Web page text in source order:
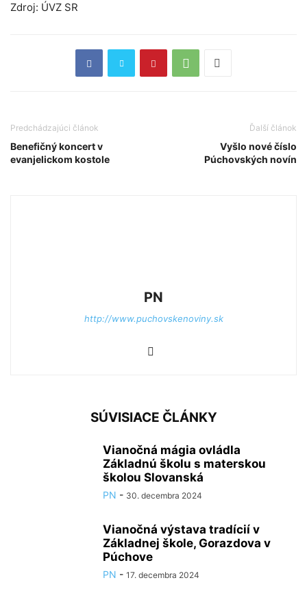
Zdroj: ÚVZ SR
Predchádzajúci článok
Benefičný koncert v
evanjelickom kostole
Ďalší článok
Vyšlo nové číslo
Púchovských novín
PN
http://www.puchovskenoviny.sk
SÚVISIACE ČLÁNKY
Vianočná mágia ovládla
Základnú školu s materskou
školou Slovanská
PN - 30. decembra 2024
Vianočná výstava tradícií v
Základnej škole, Gorazdova v
Púchove
PN - 17. decembra 2024